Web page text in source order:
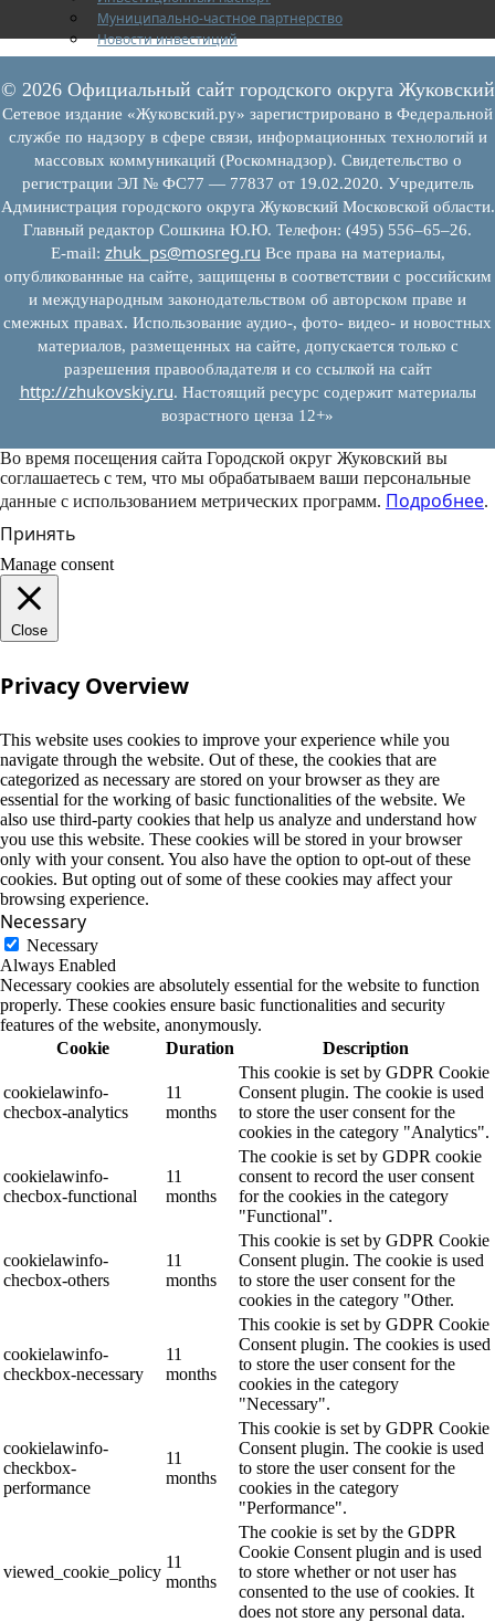
Муниципально-частное партнерство
Новости инвестиций
© 2026 Официальный сайт городского округа Жуковский
Сетевое издание «Жуковский.ру» зарегистрировано в Федеральной
службе по надзору в сфере связи, информационных технологий и
массовых коммуникаций (Роскомнадзор). Свидетельство о
регистрации ЭЛ № ФС77 — 77837 от 19.02.2020. Учредитель
Администрация городского округа Жуковский Московской области.
Главный редактор Сошкина Ю.Ю. Телефон: (495) 556–65–26.
E‑mail: zhuk_ps@mosreg.ru Все права на материалы,
опубликованные на сайте, защищены в соответствии с российским
и международным законодательством об авторском праве и
смежных правах. Использование аудио-, фото- видео- и новостных
материалов, размещенных на сайте, допускается только с
разрешения правообладателя и со ссылкой на сайт
http://zhukovskiy.ru. Настоящий ресурс содержит материалы
возрастного ценза 12+»
Во время посещения сайта Городской округ Жуковский вы
соглашаетесь с тем, что мы обрабатываем ваши персональные
данные с использованием метрических программ. Подробнее.
Принять
Manage consent
Close
Privacy Overview
This website uses cookies to improve your experience while you
navigate through the website. Out of these, the cookies that are
categorized as necessary are stored on your browser as they are
essential for the working of basic functionalities of the website. We
also use third-party cookies that help us analyze and understand how
you use this website. These cookies will be stored in your browser
only with your consent. You also have the option to opt-out of these
cookies. But opting out of some of these cookies may affect your
browsing experience.
Necessary
Necessary
Always Enabled
Necessary cookies are absolutely essential for the website to function
properly. These cookies ensure basic functionalities and security
features of the website, anonymously.
Cookie
Duration Description
cookielawinfo-
checbox-analytics
11
months
This cookie is set by GDPR Cookie
Consent plugin. The cookie is used
to store the user consent for the
cookies in the category "Analytics".
cookielawinfo-
checbox-functional
11
months
The cookie is set by GDPR cookie
consent to record the user consent
for the cookies in the category
"Functional".
cookielawinfo-
checbox-others
11
months
This cookie is set by GDPR Cookie
Consent plugin. The cookie is used
to store the user consent for the
cookies in the category "Other.
cookielawinfo-
checkbox-necessary
11
months
This cookie is set by GDPR Cookie
Consent plugin. The cookies is used
to store the user consent for the
cookies in the category
"Necessary".
cookielawinfo-
checkbox-
performance
11
months
This cookie is set by GDPR Cookie
Consent plugin. The cookie is used
to store the user consent for the
cookies in the category
"Performance".
viewed_cookie_policy
11
months
The cookie is set by the GDPR
Cookie Consent plugin and is used
to store whether or not user has
consented to the use of cookies. It
does not store any personal data.